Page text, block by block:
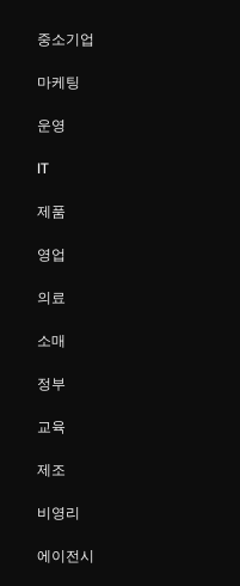
중소기업
마케팅
운영
IT
제품
영업
의료
소매
정부
교육
제조
비영리
에이전시